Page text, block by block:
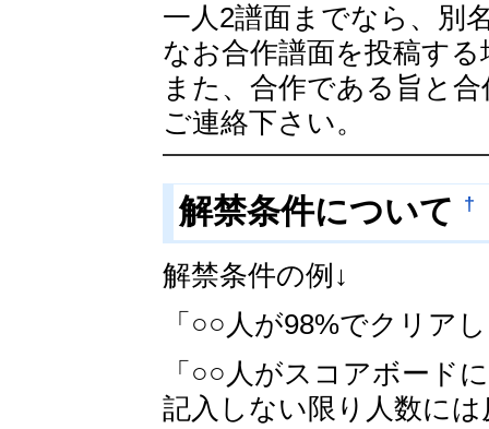
一人2譜面までなら、別
なお合作譜面を投稿す
また、合作である旨と
ご連絡下さい。
解禁条件について †
解禁条件の例↓
「○○人が98%でクリア
「○○人がスコアボード
記入しない限り人数に